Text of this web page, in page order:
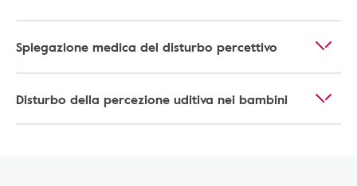
Spiegazione medica del disturbo percettivo
Disturbo della percezione uditiva nei bambini